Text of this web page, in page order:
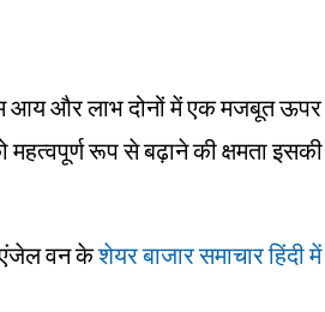
आय और लाभ दोनों में एक मजबूत ऊपर
रूप से बढ़ाने की क्षमता इसकी
एंजेल वन केशेयर बाजार समाचार हिंदी में